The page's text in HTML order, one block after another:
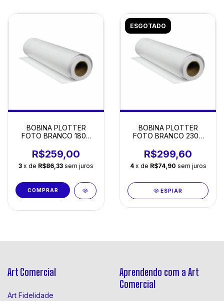
BOBINA PLOTTER
FOTO BRANCO 180G
R$259,00
3 x de R$86,33 sem juros
ESGOTADO
BOBINA PLOTTER
FOTO BRANCO 230G
R$299,60
4 x de R$74,90 sem juros
ESPIAR
Art Comercial
Art Fidelidade
Aprendendo com a Art
Comercial